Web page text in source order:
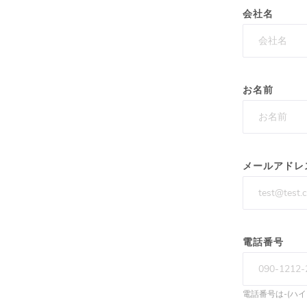
会社名
お名前
メールアドレ
電話番号
電話番号は-(ハ